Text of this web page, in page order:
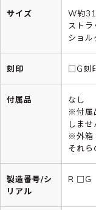
サイズ
W約
スト
ショ
刻印 □G刻
付属品
なし
※付属
しませ
※外箱
それら
製造番号/シ
リアル
R □G